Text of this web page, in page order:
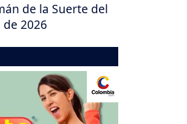
de la Suerte del
2026